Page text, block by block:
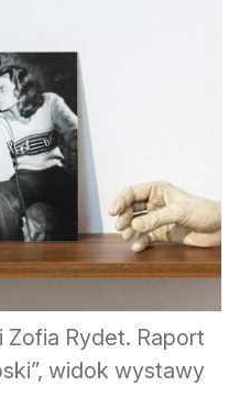
Zofia Rydet. Raport
widok wystawy